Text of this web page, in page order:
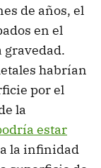
de años, el
en el
gravedad.
habrían
por el
la
estar
la infinidad